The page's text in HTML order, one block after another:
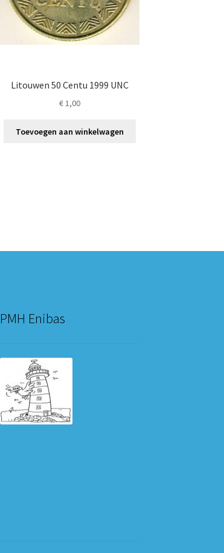
Litouwen 50 Centu 1999 UNC
€1,00
Toevoegen aan winkelwagen
PMH Enibas